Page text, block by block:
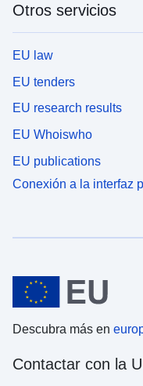
Otros servicios
EU law
EU tenders
EU research results
EU Whoiswho
EU publications
Conexión a la interfaz
Descubra más en
Contactar con la